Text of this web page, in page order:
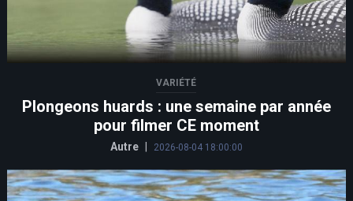
VARIÉTÉ
Plongeons huards : une semaine par année
pour filmer CE moment
Autre 2026-08-04 18:00:00